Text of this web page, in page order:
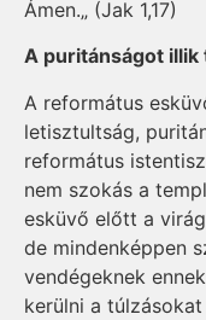
Ámen.„ (Jak 1,17)
A puritánságot
A református
letisztultság,
református
nem szokás a
esküvő előtt a
de mindenképpen
vendégeknek
kerülni a